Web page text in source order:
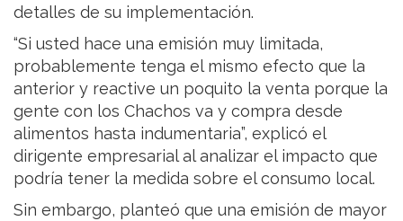
detalles de su implementación.
“Si usted hace una emisión muy limitada,
probablemente tenga el mismo efecto que la
anterior y reactive un poquito la venta porque la
gente con los Chachos va y compra desde
alimentos hasta indumentaria”, explicó el
dirigente empresarial al analizar el impacto que
podría tener la medida sobre el consumo local.
Sin embargo, planteó que una emisión de mayor